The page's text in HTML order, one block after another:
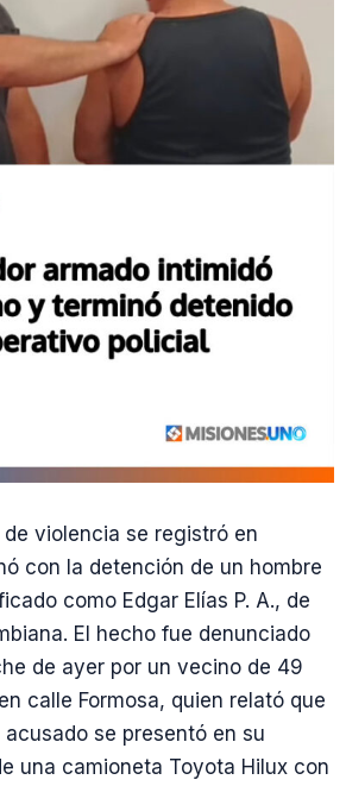
violencia se registró en
con la detención de un hombre
como Edgar Elías P. A., de
El hecho fue denunciado
de ayer por un vecino de 49
calle Formosa, quien relató que
se presentó en su
una camioneta Toyota Hilux con